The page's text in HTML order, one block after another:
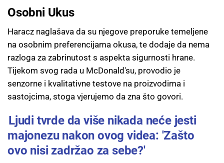
Osobni Ukus
Haracz naglašava da su njegove preporuke temeljene
na osobnim preferencijama okusa, te dodaje da nema
razloga za zabrinutost s aspekta sigurnosti hrane.
Tijekom svog rada u McDonald'su, provodio je
senzorne i kvalitativne testove na proizvodima i
sastojcima, stoga vjerujemo da zna što govori.
Ljudi tvrde da više nikada neće jesti
majonezu nakon ovog videa: 'Zašto
ovo nisi zadržao za sebe?'